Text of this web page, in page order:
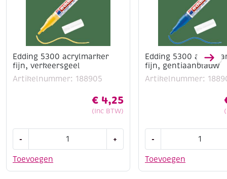
Edding 5300 acrylmarker
fijn, verkeersgeel
Artikelnummer: 188905
€ 4,25
(Inc BTW)
Toevoegen
-
acrylmarker
+
Edding 5300
fijn, gentiaanblauw
Artikelnummer:
Toevoegen
-
acrylmarker